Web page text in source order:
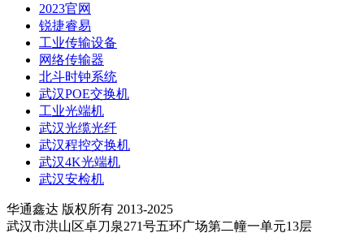
2023官网
锐捷睿易
工业传输设备
网络传输器
北斗时钟系统
武汉POE交换机
工业光端机
武汉光缆光纤
武汉程控交换机
武汉4K光端机
武汉安检机
华通鑫达 版权所有 2013-2025
武汉市洪山区卓刀泉271号五环广场第二幢一单元13层